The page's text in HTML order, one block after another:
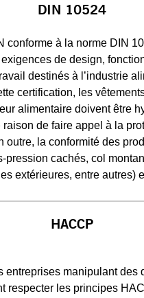
DIN 10524
conforme à la norme DIN
de design,
destinés à l’industrie
certification, les
alimentaire doivent être
de faire appel à la
outre, la conformité des
pression cachés, col
extérieures, entre autres)
HACCP
entreprises manipulant des
respecter les principes